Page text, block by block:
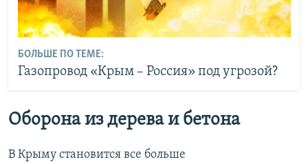
БОЛЬШЕ ПО ТЕМЕ:
Газопровод «Крым – Россия» под угрозой?
Оборона из дерева и бетона
В Крыму становится все больше